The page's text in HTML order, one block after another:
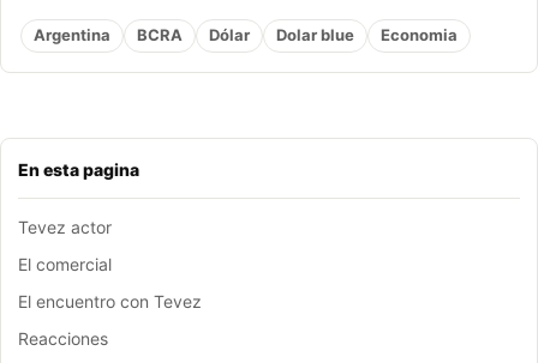
En esta pagina
Tevez actor
El comercial
El encuentro con Tevez
Reacciones
Argentina BCRA Dólar Dolar blue Economia